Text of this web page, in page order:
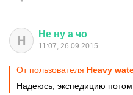
Н Не ну а чо
11:07, 26.09.2015
От пользователя Heavy
Надеюсь, экспедицию потом